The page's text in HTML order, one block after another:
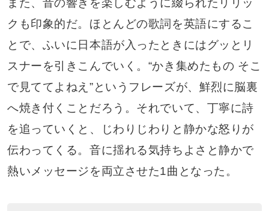
また、音の響きを楽しむように綴られたリリッ
クも印象的だ。ほとんどの歌詞を英語にするこ
とで、ふいに日本語が入ったときにはグッとリ
スナーを引きこんでいく。“かき集めたもの そこ
で見ててよねえ”というフレーズが、鮮烈に脳裏
へ焼き付くことだろう。それでいて、丁寧に詩
を追っていくと、じわりじわりと静かな怒りが
伝わってくる。音に揺れる気持ちよさと静かで
熱いメッセージを両立させた1曲となった。